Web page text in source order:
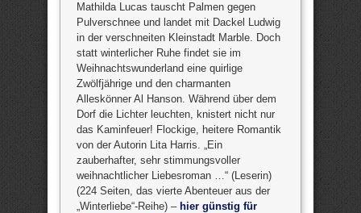
Mathilda Lucas tauscht Palmen gegen
Pulverschnee und landet mit Dackel Ludwig
in der verschneiten Kleinstadt Marble. Doch
statt winterlicher Ruhe findet sie im
Weihnachtswunderland eine quirlige
Zwölfjährige und den charmanten
Alleskönner Al Hanson. Während über dem
Dorf die Lichter leuchten, knistert nicht nur
das Kaminfeuer! Flockige, heitere Romantik
von der Autorin Lita Harris. „Ein
zauberhafter, sehr stimmungsvoller
weihnachtlicher Liebesroman …“ (Leserin)
(224 Seiten, das vierte Abenteuer aus der
„Winterliebe“-Reihe) – hier günstig für